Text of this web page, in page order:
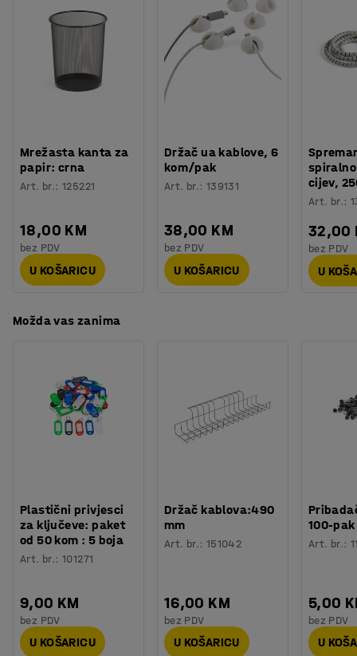
koji se lako kreću po podu. Dizajn stolice je
minimalistički zbog čega je stolica lagana, što je čini
prikladnom za podizanje i premještanje.
Svijetlo siva
Materijal sjedišta
Specifikacija materijala
Nevotex - Lido 27
Sastav:
100% Poliester
Izdržljivost
90000
Potreban broj osoba
Procjena vremena
Testirano: EN 16139:2013
Mrežasta kanta za
papir: crna
Art. br.:125221
18,00 KM
bez PDV
U KOŠARICU
Držač ua kablove, 6
kom/pak
Art. br.: 139131
38,00 KM
bez PDV
U KOŠARICU
cijev,
Art. br.:
32,00
bez PDV
U
Možda vas zanima
Plastični privjesci
za ključeve: paket
od 50 kom : 5 boja
Art. br.:101271
9,00 KM
bez PDV
U KOŠARICU
Držač kablova:490
mm
Art. br.: 151042
16,00 KM
bez PDV
U KOŠARICU
100-pak
Art. br.:
5,00
bez PDV
U